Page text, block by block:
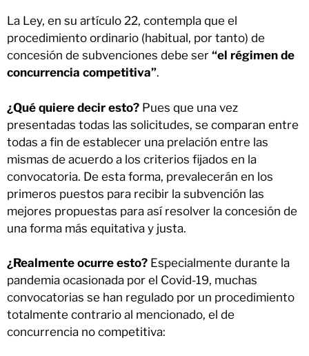
La Ley, en su artículo 22, contempla que el
procedimiento ordinario (habitual, por tanto) de
concesión de subvenciones debe ser “el régimen de
concurrencia competitiva”.
¿Qué quiere decir esto? Pues que una vez
presentadas todas las solicitudes, se comparan entre
todas a fin de establecer una prelación entre las
mismas de acuerdo a los criterios fijados en la
convocatoria. De esta forma, prevalecerán en los
primeros puestos para recibir la subvención las
mejores propuestas para así resolver la concesión de
una forma más equitativa y justa.
¿Realmente ocurre esto? Especialmente durante la
pandemia ocasionada por el Covid-19, muchas
convocatorias se han regulado por un procedimiento
totalmente contrario al mencionado, el de
concurrencia no competitiva: